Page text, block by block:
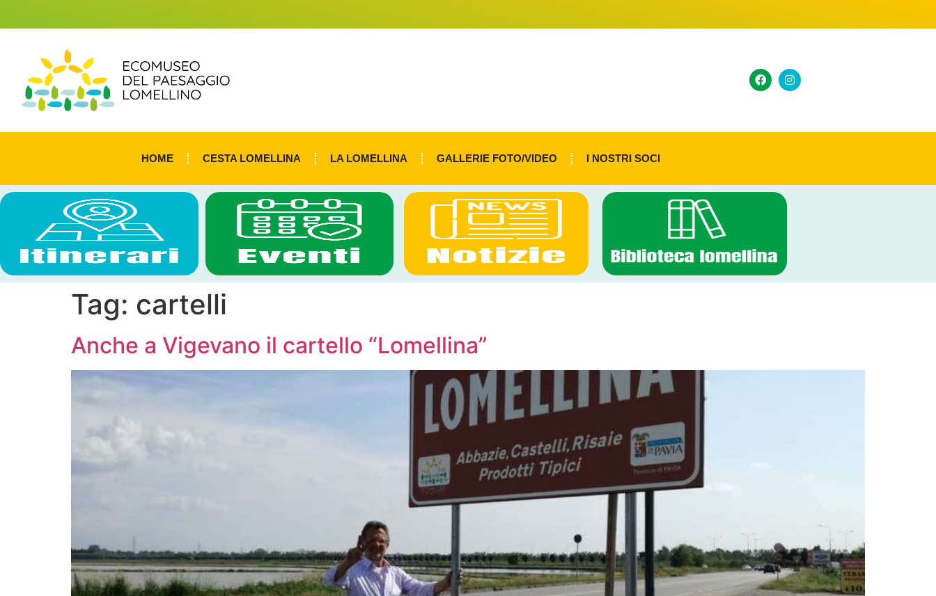
HOME CESTA LOMELLINA LA LOMELLINA GALLERIE FOTO/VIDEO I NOSTRI SOCI
Tag: cartelli
Anche a Vigevano il cartello “Lomellina”